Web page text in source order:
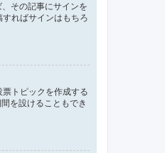
その記事にサインを
すればサインはもちろ
トピックを作成する
を設けることもでき